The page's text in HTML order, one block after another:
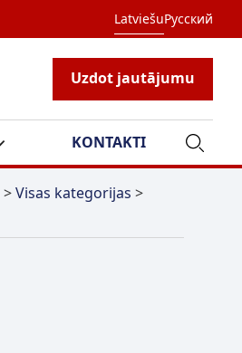
LatviešuРусский
Uzdot jautājumu
KONTAKTI
>Visas kategorijas >